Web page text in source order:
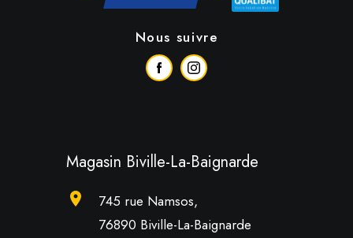
Nous suivre
Magasin Biville-La-Baignarde
location_on
745 rue Namsos,
76890 Biville-La-Baignarde